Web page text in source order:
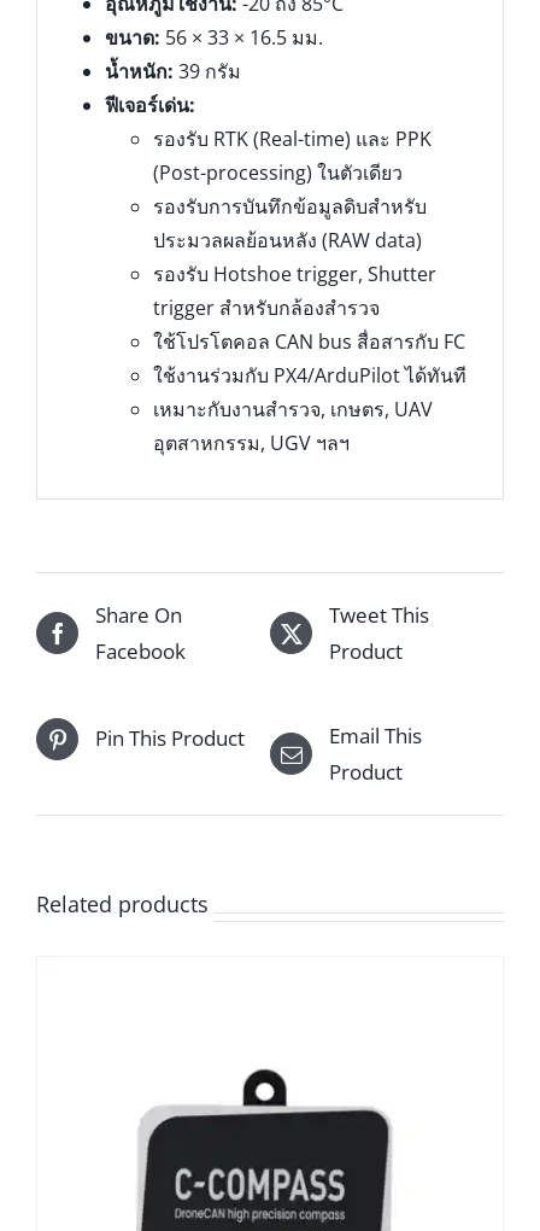
ขนาด: 56 × 33 × 16.5 มม.
น้ำหนัก: 39 กรัม
ฟีเจอร์เด่น:
รองรับ RTK (Real-time) และ PPK
(Post-processing) ในตัวเดียว
รองรับการบันทึกข้อมูลดิบสำหรับ
ประมวลผลย้อนหลัง (RAW data)
รองรับ Hotshoe trigger, Shutter
trigger สำหรับกล้องสำรวจ
ใช้โปรโตคอล CAN bus สื่อสารกับ FC
ใช้งานร่วมกับ PX4/ArduPilot ได้ทันที
เหมาะกับงานสำรวจ, เกษตร, UAV
อุตสาหกรรม, UGV ฯลฯ
Share On
Facebook
Tweet This
Product
Pin This Product
Email This
Product
Related products